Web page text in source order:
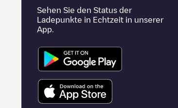
Sehen Sie den Status der
Ladepunkte in Echtzeit in unserer
App.